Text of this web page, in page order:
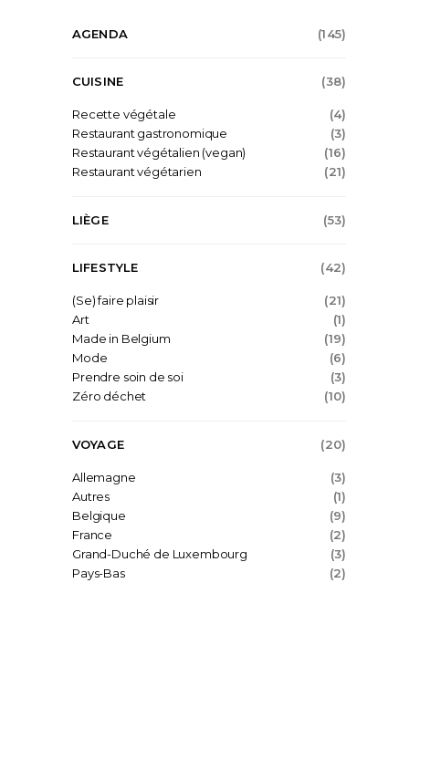
AGENDA (145)
CUISINE (38)
Recette végétale
(4)
Restaurant gastronomique
(3)
Restaurant végétalien (vegan)
(16)
Restaurant végétarien
(21)
LIÈGE (53)
LIFESTYLE (42)
(Se) faire plaisir
(21)
Art
(1)
Made in Belgium
(19)
Mode
(6)
Prendre soin de soi
(3)
Zéro déchet
(10)
VOYAGE (20)
Allemagne
(3)
Autres
(1)
Belgique
(9)
France
(2)
Grand-Duché de Luxembourg
(3)
Pays-Bas
(2)